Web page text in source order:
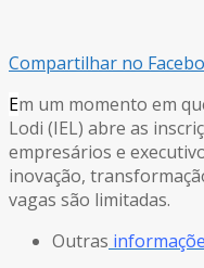
Compartilhar no
Em um momento em
Lodi (IEL) abre as
empresários e
inovação,
vagas são limitadas.
Outras